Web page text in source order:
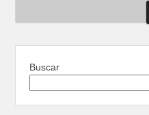
Buscar